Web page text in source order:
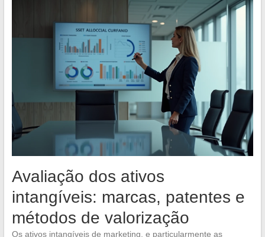
Avaliação dos ativos
intangíveis: marcas, patentes e
métodos de valorização
Os ativos intangíveis de marketing, e particularmente as